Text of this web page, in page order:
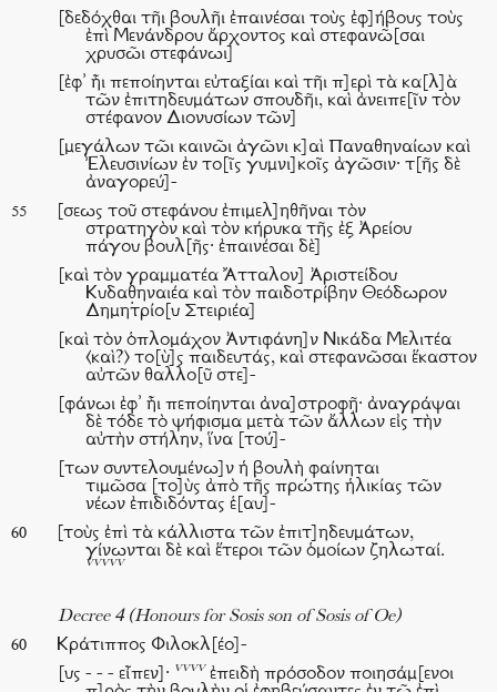
[δεδόχθαι τῆι βουλῆι ἐπαινέσαι τοὺς ἐφ]ήβους τοὺς
ἐπὶ Μενάνδρου ἄρχοντος καὶ στεφανῶ[σαι
χρυσῶι στεφάνωι]
[ἐφ᾿ ἧι πεποίηνται εὐταξίαι καὶ τῆι π]ερὶ τὰ κα[λ]ὰ
τῶν ἐπιτηδευμάτων σπουδῆι, καὶ ἀνειπε[ῖν τὸν
στέφανον Διονυσίων τῶν]
[μεγάλων τῶι καινῶι ἀγῶνι κ]αὶ Παναθηναίων καὶ
Ἐλευσινίων ἐν το[ῖς γυμνι]κοῖς ἀγῶσιν· τ[ῆς δὲ
ἀναγορεύ]-
55
[σεως τοῦ στεφάνου ἐπιμελ]ηθῆναι τὸν
στρατηγὸν καὶ τὸν κήρυκα τῆς ἐξ Ἀρείου
πάγου βουλ[ῆς· ἐπαινέσαι δὲ]
[καὶ τὸν γραμματέα Ἄτταλον] Ἀριστείδου
Κυδαθ̣ηναιέα καὶ τὸν παιδοτρίβην Θεόδωρον
Δημητρίο[υ Στειριέα]
[καὶ τὸν ὁπλομάχον Ἀντιφάνη]ν Νικάδα Μελιτέα
⟨καὶ?⟩ το[ὺ]ς παιδευτάς, καὶ στεφανῶσαι ἕκαστον
αὐτῶν θαλλο[ῦ στε]-
[φάνωι ἐφ᾿ ἧι πεποίηνται ἀνα]στροφῇ· ἀναγράψαι
δὲ τόδε τὸ ψήφισμα μετὰ τῶν ἄλλων εἰς τὴν
αὐτὴν στήλην, ἵνα [τού]-
[των συντελουμένω]ν ἡ βουλὴ φαίνηται
τιμῶσα [το]ὺς ἀπὸ τῆς πρώτης ἡλικίας τῶν
νέων ἐπιδιδόντας ἑ[αυ]-
60
[τοὺς ἐπὶ τὰ κάλλιστα τῶν ἐπιτ]ηδευμάτων,
γίνωνται δὲ καὶ ἕτεροι τῶν ὁμοίων ζηλωταί.
vvvvv
Decree 4 (Honours for Sosis son of Sosis of Oe)
60
Κράτιππος Φιλοκλ[έο]-
[υς - - - εἶπεν]· vvvv ἐπειδὴ πρόσοδον ποιησάμ[ενοι